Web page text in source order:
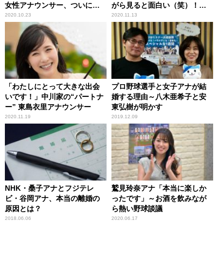
女性アナウンサー、ついに奪
取！
2020.10.23
がら見ると面白い（笑）！」
と辛坊治郎もチェック
2020.11.13
「わたしにとって大きな出会
いです！」中川家の“パートナ
ー” 東島衣里アナウンサー
2020.11.19
プロ野球選手と女子アナが結
婚する理由～八木亜希子と安
東弘樹が明かす
2019.12.09
NHK・桑子アナとフジテレ
ビ・谷岡アナ、本当の離婚の
原因とは？
2018.06.06
鷲見玲奈アナ「本当に楽しか
ったです」～お酒を飲みなが
ら熱い野球談議
2020.06.17